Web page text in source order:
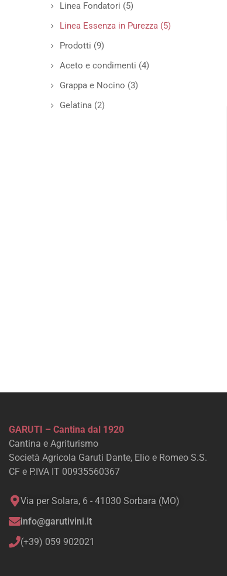
Linea Fondatori (5)
Linea Essenza in Purezza (5)
Prodotti (9)
Aceto e condimenti (4)
Grappa e Nocino (3)
Gelatina (2)
GARUTI – Cantina dal 1920
Cantina e Agriturismo
Società Agricola Garuti Dante, Elio e Romeo S.S.
CF e P.IVA IT 00935560367
Via per Solara, 6 - 41030 Sorbara (MO)
info@garutivini.it
(+39) 059 902021